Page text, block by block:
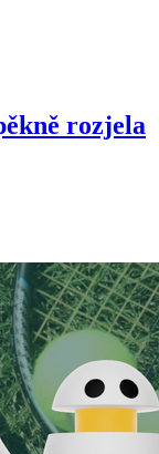
rozjela